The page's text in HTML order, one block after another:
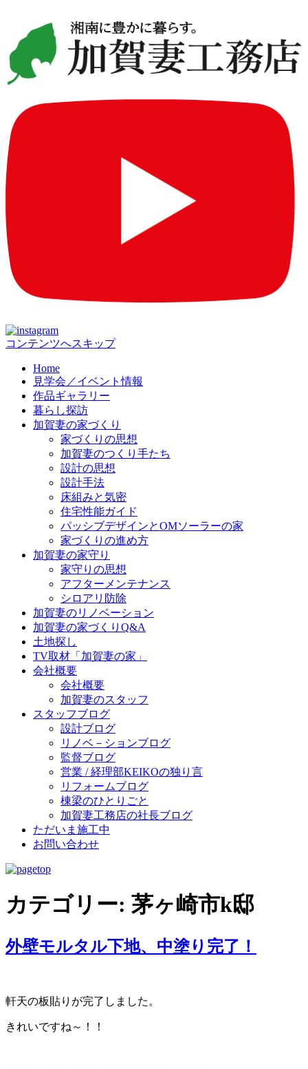
コンテンツへスキップ
Home
見学会／イベント情報
作品ギャラリー
暮らし探訪
加賀妻の家づくり
家づくりの思想
加賀妻のつくり手たち
設計の思想
設計手法
床組みと気密
住宅性能ガイド
パッシブデザインとOMソーラーの家
家づくりの進め方
加賀妻の家守り
家守りの思想
アフターメンテナンス
シロアリ防除
加賀妻のリノベーション
加賀妻の家づくりQ&A
土地探し
TV取材「加賀妻の家」
会社概要
会社概要
加賀妻のスタッフ
スタッフブログ
設計ブログ
リノベ－ションブログ
監督ブログ
営業 / 経理部KEIKOの独り言
リフォームブログ
棟梁のひとりごと
加賀妻工務店の社長ブログ
ただいま施工中
お問い合わせ
カテゴリー: 茅ヶ崎市k邸
外壁モルタル下地、中塗り完了！
軒天の板貼りが完了しました。
きれいですね～！！